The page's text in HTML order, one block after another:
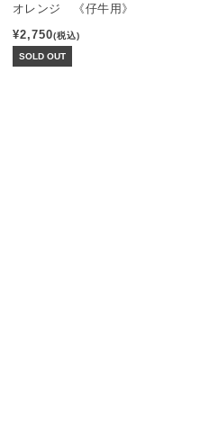
オレンジ 《仔牛用》
¥2,750(税込)
SOLD OUT